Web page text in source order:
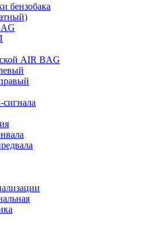
бензобака
AIR BAG